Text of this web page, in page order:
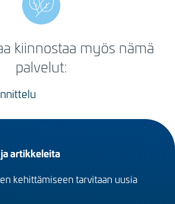
kiinnostaa myös nämä
palvelut:
artikkeleita
kehittämiseen tarvitaan uusia